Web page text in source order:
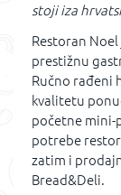
stoji iza
Restoran
prestižnu
Ručno rađeni
kvalitetu
početne mini-
potrebe
zatim i
Bread&Deli.